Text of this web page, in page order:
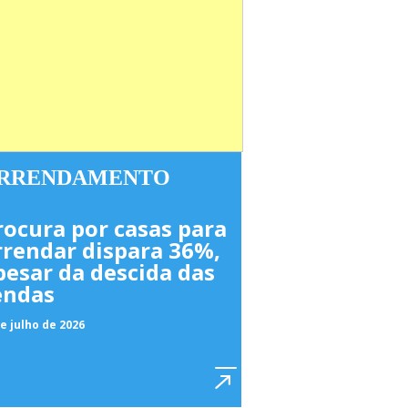
por casas para
dispara 36%,
da descida das
julho de 2026